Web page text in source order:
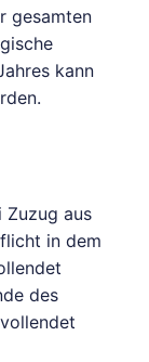
gesamten
kann
Zuzug aus
in dem
des